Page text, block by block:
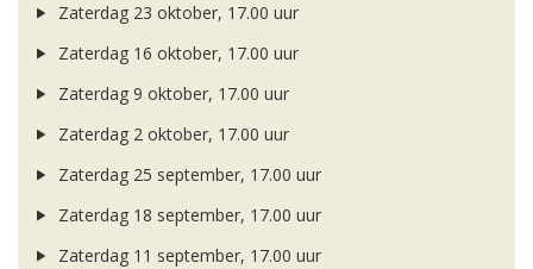
Zaterdag 23 oktober, 17.00 uur
Zaterdag 16 oktober, 17.00 uur
Zaterdag 9 oktober, 17.00 uur
Zaterdag 2 oktober, 17.00 uur
Zaterdag 25 september, 17.00 uur
Zaterdag 18 september, 17.00 uur
Zaterdag 11 september, 17.00 uur